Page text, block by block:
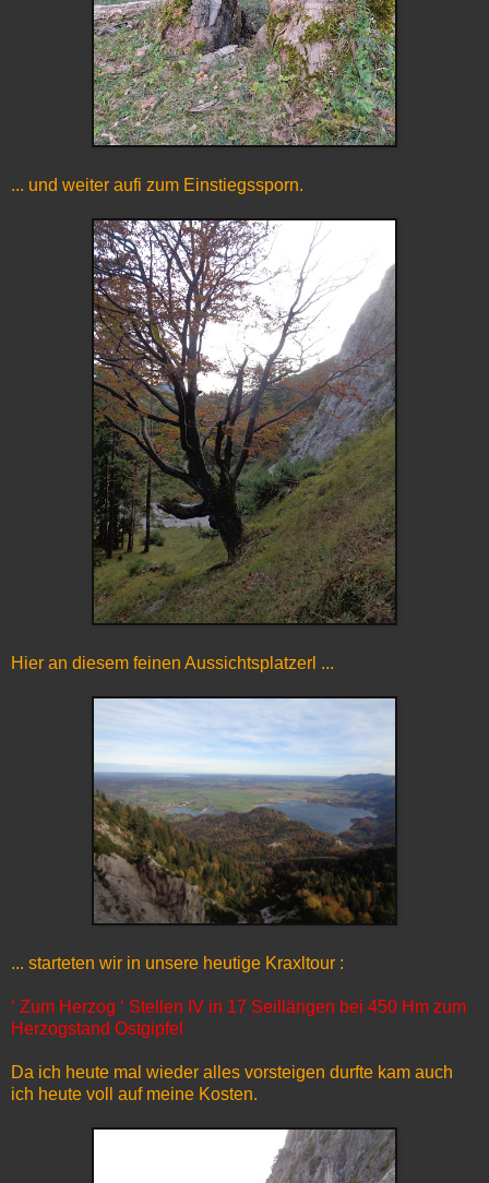
... und weiter aufi zum Einstiegssporn.
Hier an diesem feinen Aussichtsplatzerl ...
... starteten wir in unsere heutige Kraxltour :
‘ Zum Herzog ‘ Stellen IV in 17 Seillängen bei 450 Hm zum
Herzogstand Ostgipfel
Da ich heute mal wieder alles vorsteigen durfte kam auch
ich heute voll auf meine Kosten.